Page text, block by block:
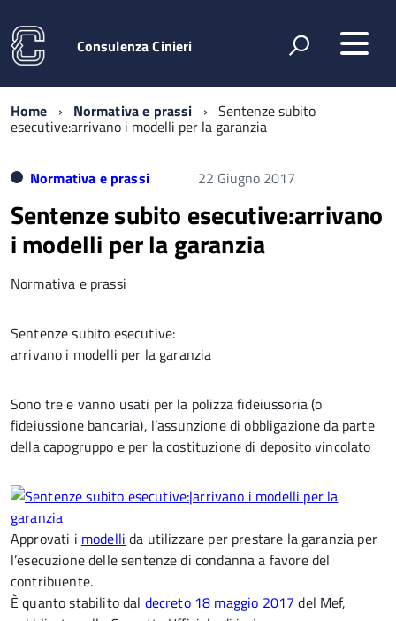
Consulenza Cinieri
Home Normativa e prassi Sentenze subito
esecutive:arrivano i modelli per la garanzia
Normativa e prassi 22 Giugno 2017
Sentenze subito esecutive:arrivano
i modelli per la garanzia
Normativa e prassi
Sentenze subito esecutive:
arrivano i modelli per la garanzia
Sono tre e vanno usati per la polizza fideiussoria (o
fideiussione bancaria), l’assunzione di obbligazione da parte
della capogruppo e per la costituzione di deposito vincolato
Approvati i modelli da utilizzare per prestare la garanzia per
l’esecuzione delle sentenze di condanna a favore del
contribuente.
È quanto stabilito dal decreto 18 maggio 2017 del Mef,